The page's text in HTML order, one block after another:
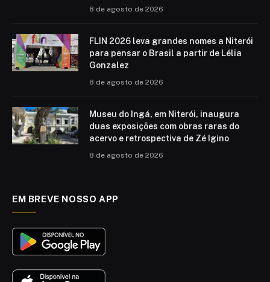
8 de agosto de 2026
FLIN 2026 leva grandes nomes a Niterói
para pensar o Brasil a partir de Lélia
Gonzalez
8 de agosto de 2026
Museu do Ingá, em Niterói, inaugura
duas exposições com obras raras do
acervo e retrospectiva de Zé Igino
8 de agosto de 2026
EM BREVE NOSSO APP